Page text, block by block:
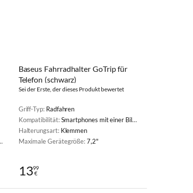
Baseus Fahrradhalter GoTrip für
Telefon (schwarz)
Sei der Erste, der dieses Produkt bewertet
Griff-Typ: Radfahren
Kompatibilität:Smartphones mit einer Bildschirmdiagonale von 5,7 bis 7,2 Zoll
Halterungsart: Klemmen
Maximale Gerätegröße:7,2"
1399
€